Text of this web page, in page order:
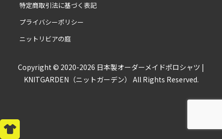
特定商取引法に基づく表記
プライバシーポリシー
ニットリビアの庭
Copyright © 2020-2026 日本製オーダーメイドポロシャツ |
KNITGARDEN（ニットガーデン） All Rights Reserved.